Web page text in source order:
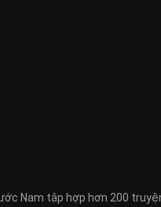
Nam tập hợp hơn 200